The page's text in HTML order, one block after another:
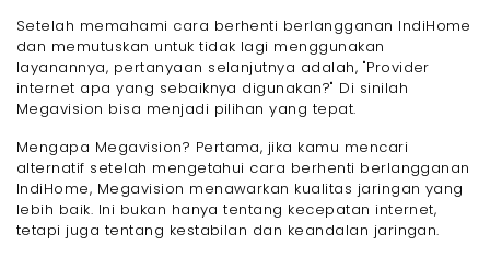
Setelah memahami cara berhenti berlangganan IndiHome
dan memutuskan untuk tidak lagi menggunakan
layanannya, pertanyaan selanjutnya adalah, "Provider
internet apa yang sebaiknya digunakan?" Di sinilah
Megavision bisa menjadi pilihan yang tepat.
Mengapa Megavision? Pertama, jika kamu mencari
alternatif setelah mengetahui cara berhenti berlangganan
IndiHome, Megavision menawarkan kualitas jaringan yang
lebih baik. Ini bukan hanya tentang kecepatan internet,
tetapi juga tentang kestabilan dan keandalan jaringan.